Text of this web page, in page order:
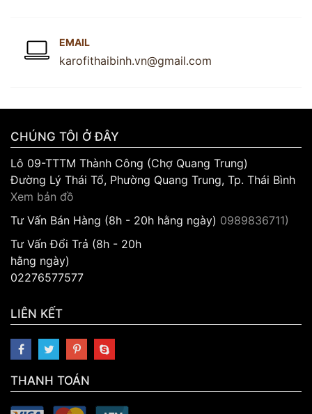
EMAIL
karofithaibinh.vn@gmail.com
CHÚNG TÔI Ở ĐÂY
Lô 09-TTTM Thành Công (Chợ Quang Trung)
Đường Lý Thái Tổ, Phường Quang Trung, Tp. Thái Bình
Xem bản đồ
Tư Vấn Bán Hàng (8h - 20h hằng ngày) 0989836711)
Tư Vấn Đổi Trả (8h - 20h
hằng ngày)
02276577577
LIÊN KẾT
THANH TOÁN